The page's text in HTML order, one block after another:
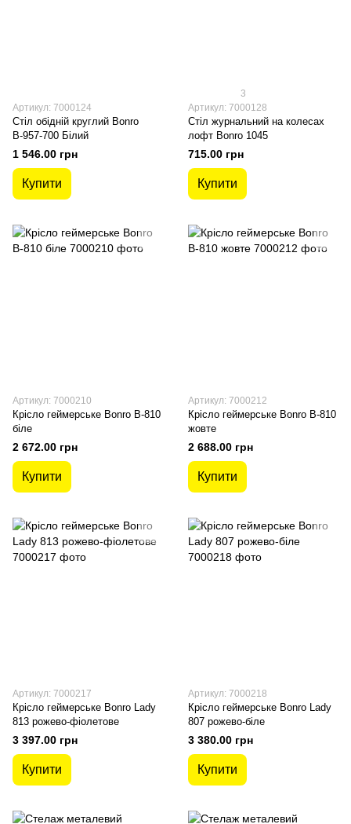
Артикул: 7000124
Стіл обідній круглий Bonro
В-957-700 Білий
1 546.00 грн
Купити
3
Артикул: 7000128
Стіл журнальний на колесах
лофт Bonro 1045
715.00 грн
Купити
Артикул: 7000210
Крісло геймерське Bonro B-810
біле
2 672.00 грн
Купити
Артикул: 7000212
Крісло геймерське Bonro B-810
жовте
2 688.00 грн
Купити
Артикул: 7000217
Крісло геймерське Bonro Lady
813 рожево-фіолетове
3 397.00 грн
Купити
Артикул: 7000218
Крісло геймерське Bonro Lady
807 рожево-біле
3 380.00 грн
Купити